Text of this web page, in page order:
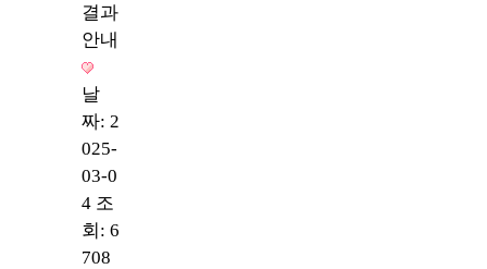
결과
안내
날
짜: 2
025-
03-0
4 조
회: 6
708